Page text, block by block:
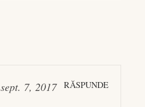
sept. 7, 2017 RĂSPUNDE